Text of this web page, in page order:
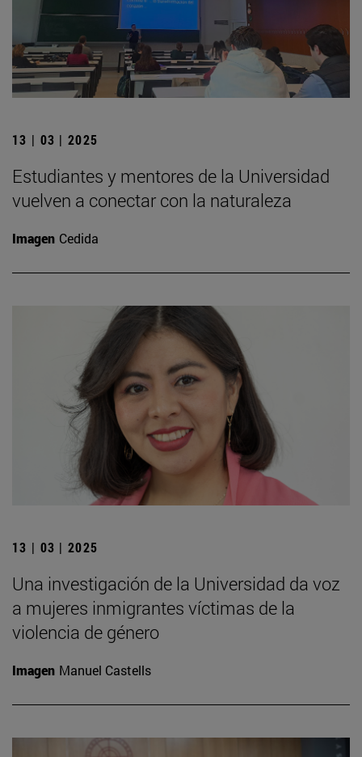
13 | 03 | 2025
Estudiantes y mentores de la Universidad
vuelven a conectar con la naturaleza
Imagen Cedida
13 | 03 | 2025
Una investigación de la Universidad da voz
a mujeres inmigrantes víctimas de la
violencia de género
Imagen Manuel Castells